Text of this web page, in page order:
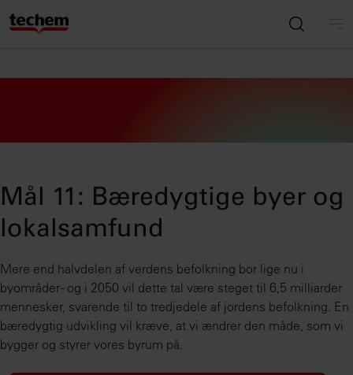
Mål 11: Bæredygtige byer og
lokalsamfund
Mere end halvdelen af verdens befolkning bor lige nu i
byområder - og i 2050 vil dette tal være steget til 6,5 milliarder
mennesker, svarende til to tredjedele af jordens befolkning. En
bæredygtig udvikling vil kræve, at vi ændrer den måde, som vi
bygger og styrer vores byrum på.